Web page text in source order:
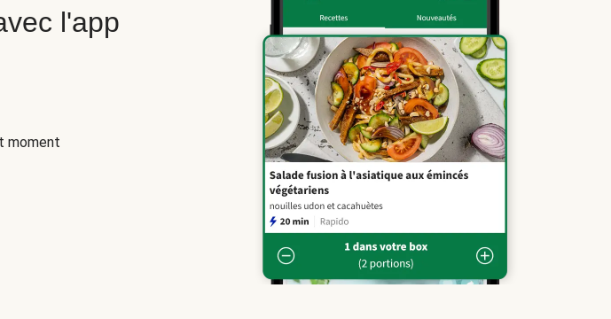
l'app
moment